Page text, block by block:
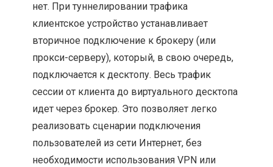
нет. При туннелировании трафика
клиентское устройство устанавливает
вторичное подключение к брокеру (или
прокси-серверу), который, в свою очередь,
подключается к десктопу. Весь трафик
сессии от клиента до виртуального десктопа
идет через брокер. Это позволяет легко
реализовать сценарии подключения
пользователей из сети Интернет, без
необходимости использования VPN или